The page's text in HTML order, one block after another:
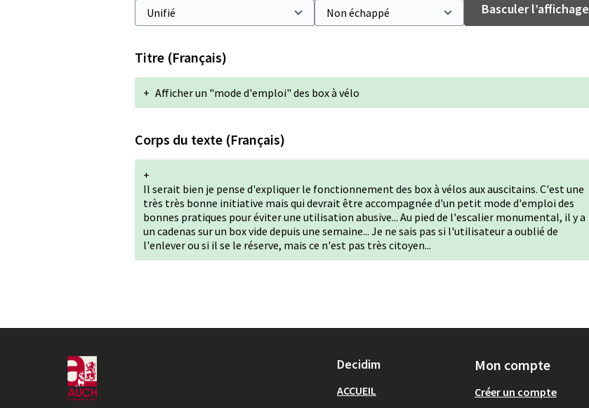
Basculer l’affichage
Titre (Français)
+ Afficher un "mode d'emploi" des box à vélo
Corps du texte (Français)
+
Il serait bien je pense d'expliquer le fonctionnement des box à vélos aux auscitains. C'est une
très très bonne initiative mais qui devrait être accompagnée d'un petit mode d'emploi des
bonnes pratiques pour éviter une utilisation abusive... Au pied de l'escalier monumental, il y a
un cadenas sur un box vide depuis une semaine... Je ne sais pas si l'utilisateur a oublié de
l'enlever ou si il se le réserve, mais ce n'est pas très citoyen...
Decidim
ACCUEIL
Mon compte
Créer un compte